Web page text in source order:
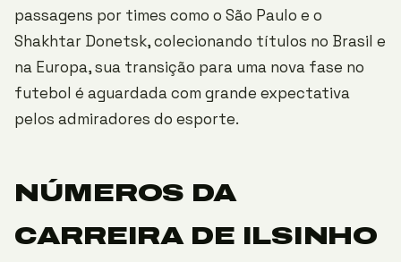
passagens por times como o São Paulo e o
Shakhtar Donetsk, colecionando títulos no Brasil e
na Europa, sua transição para uma nova fase no
futebol é aguardada com grande expectativa
pelos admiradores do esporte.
NÚMEROS DA
CARREIRA DE ILSINHO